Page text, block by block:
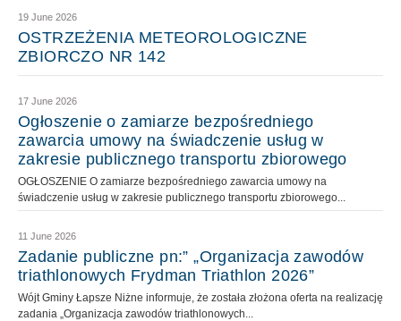
19 June 2026
OSTRZEŻENIA METEOROLOGICZNE
ZBIORCZO NR 142
17 June 2026
Ogłoszenie o zamiarze bezpośredniego
zawarcia umowy na świadczenie usług w
zakresie publicznego transportu zbiorowego
OGŁOSZENIE O zamiarze bezpośredniego zawarcia umowy na
świadczenie usług w zakresie publicznego transportu zbiorowego...
11 June 2026
Zadanie publiczne pn:” „Organizacja zawodów
triathlonowych Frydman Triathlon 2026”
Wójt Gminy Łapsze Niżne informuje, że została złożona oferta na realizację
zadania „Organizacja zawodów triathlonowych...